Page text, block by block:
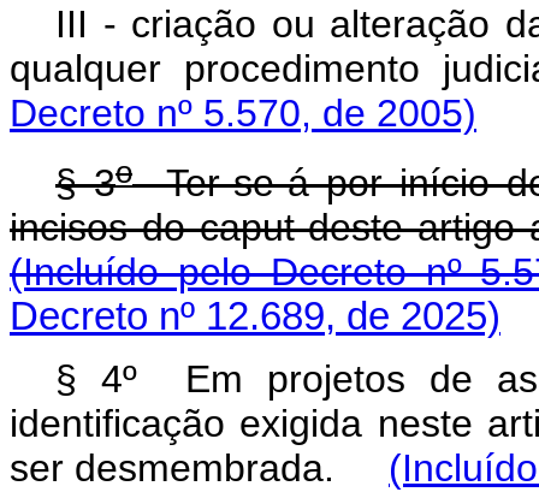
III - criação ou alteração
qualquer procedimento
Decreto nº 5.570, de 2005)
§ 3oTer-se-á por início
incisos do caput deste
(Incluído pelo Decreto nº
Decreto nº 12.689, de 2025)
§ 4º Em projetos de
identificação exigida neste
ser desmembrada.